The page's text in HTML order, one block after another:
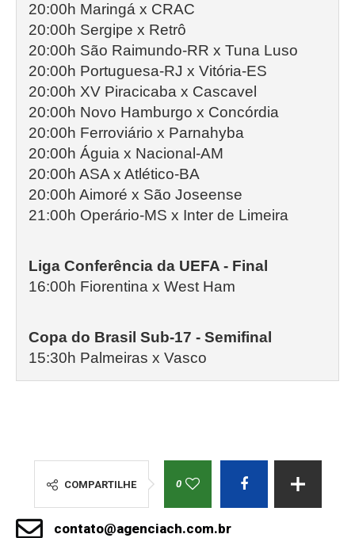
20:00h Maringá x CRAC
20:00h Sergipe x Retrô
20:00h São Raimundo-RR x Tuna Luso
20:00h Portuguesa-RJ x Vitória-ES
20:00h XV Piracicaba x Cascavel
20:00h Novo Hamburgo x Concórdia
20:00h Ferroviário x Parnahyba
20:00h Águia x Nacional-AM
20:00h ASA x Atlético-BA
20:00h Aimoré x São Joseense
21:00h Operário-MS x Inter de Limeira
Liga Conferência da UEFA - Final
16:00h Fiorentina x West Ham
Copa do Brasil Sub-17 - Semifinal
15:30h Palmeiras x Vasco
COMPARTILHE 0
contato@agenciach.com.br